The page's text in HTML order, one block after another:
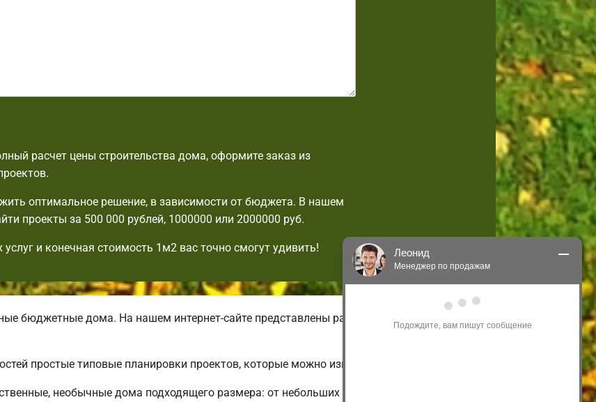
расчет цены строительства дома, оформите заказ из
оптимальное решение, в зависимости от бюджета. В нашем
проекты за 500 000 рублей, 1000000 или 2000000 руб.
услуг и конечная стоимость 1м2 вас точно смогут удивить!
бюджетные дома. На нашем интернет-сайте представлены разнообразные виды
простые типовые планировки проектов, которые можно изменить на свой вкус.
необычные дома подходящего размера: от небольших и недорогих до огромных
Леонид
Менеджер по продажам
Здравствуйте! Я могу
акциям и проектам.